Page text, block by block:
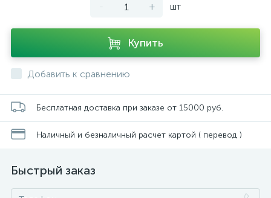
- + шт
Купить
Добавить к сравнению
Бесплатная доставка при заказе от 15000 руб.
Наличный и безналичный расчет картой ( перевод )
Быстрый заказ